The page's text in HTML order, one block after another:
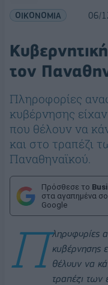
ΟΙΚΟΝΟΜΙΑ 06/
τον
Πληροφορίες
κυβέρνησης
που θέλουν να
και στο τραπέζι
Παναθηναϊκού.
Πρόσθεσε το
στα αγαπημένα
Google
Π ληροφορίες
κυβέρνησης
θέλουν να
τραπέζι των